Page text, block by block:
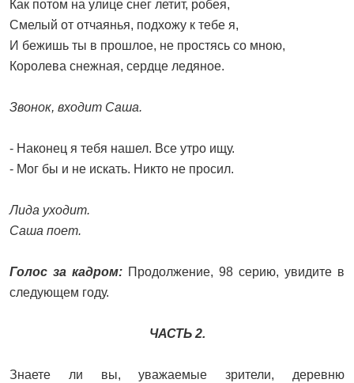
Как потом на улице снег летит, робея,
Смелый от отчаянья, подхожу к тебе я,
И бежишь ты в прошлое, не простясь со мною,
Королева снежная, сердце ледяное.
Звонок, входит Саша.
- Наконец я тебя нашел. Все утро ищу.
- Мог бы и не искать. Никто не просил.
Лида уходит.
Саша поет.
Голос за кадром: Продолжение, 98 серию, увидите в
следующем году.
ЧАСТЬ 2.
Знаете ли вы, уважаемые зрители, деревню